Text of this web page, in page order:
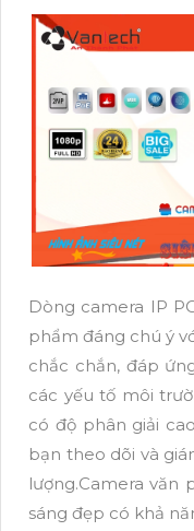
Dòng camera IP
phẩm đáng chú ý
chắc chắn, đáp
các yếu tố môi
có độ phân giải
bạn theo dõi và
lượng.Camera văn
sáng đẹp có khả